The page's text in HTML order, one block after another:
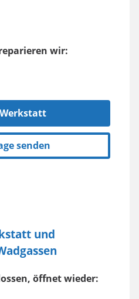
wir:
senden
und
öffnet wieder: